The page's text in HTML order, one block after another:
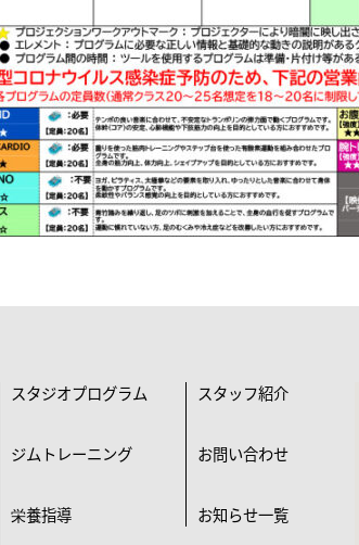
スタジオプログラム
ジムトレーニング
栄養指導
スタッフ紹介
お問い合わせ
お知らせ一覧